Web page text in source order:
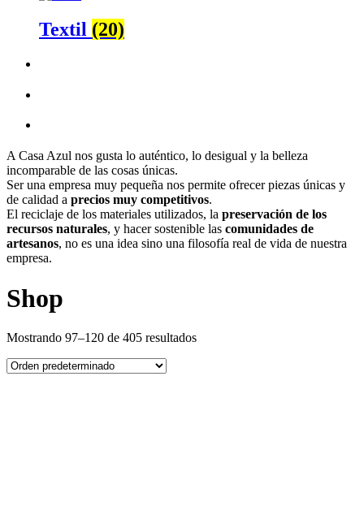
Textil (20)
A Casa Azul nos gusta lo auténtico, lo desigual y la belleza
incomparable de las cosas únicas.
Ser una empresa muy pequeña nos permite ofrecer piezas únicas y
de calidad a precios muy competitivos.
El reciclaje de los materiales utilizados, la preservación de los
recursos naturales, y hacer sostenible las comunidades de
artesanos, no es una idea sino una filosofía real de vida de nuestra
empresa.
Shop
Mostrando 97–120 de 405 resultados